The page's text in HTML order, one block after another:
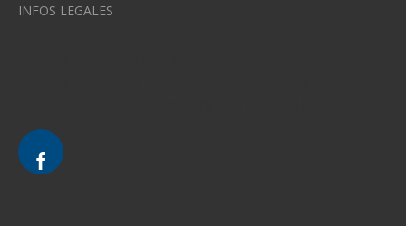
INFOS LEGALES